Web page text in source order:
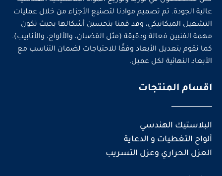
عالية الجودة. تم تصميم موادنا لتصنيع الأجزاء من خلال عمليات
التشغيل الميكانيكي، وقد قمنا بتحسين أشكالها بحيث تكون
مهمة الفنيين فعالة ودقيقة (مثل القضبان، والألواح، والأنابيب).
كما نقوم بتعديل الأبعاد وفقًا للاحتياجات لضمان التناسب مع
الأبعاد النهائية لكل عميل.
اقسام المنتجات
البلاستيك الهندسي
ألواح التغطيات و الدعاية
العزل الحراري وعزل التسريب